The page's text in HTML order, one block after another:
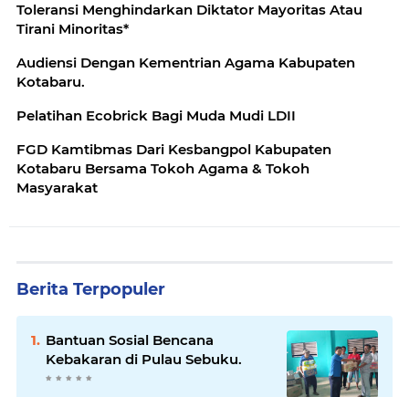
Toleransi Menghindarkan Diktator Mayoritas Atau
Tirani Minoritas*
Audiensi Dengan Kementrian Agama Kabupaten
Kotabaru.
Pelatihan Ecobrick Bagi Muda Mudi LDII
FGD Kamtibmas Dari Kesbangpol Kabupaten
Kotabaru Bersama Tokoh Agama & Tokoh
Masyarakat
Berita Terpopuler
Bantuan Sosial Bencana
Kebakaran di Pulau Sebuku.